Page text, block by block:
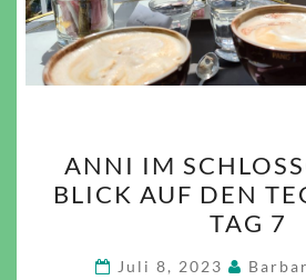
IM
MIT
BLICK
ANNI IM
BLICK AUF DEN
TAG 7
Juli 8, 2023